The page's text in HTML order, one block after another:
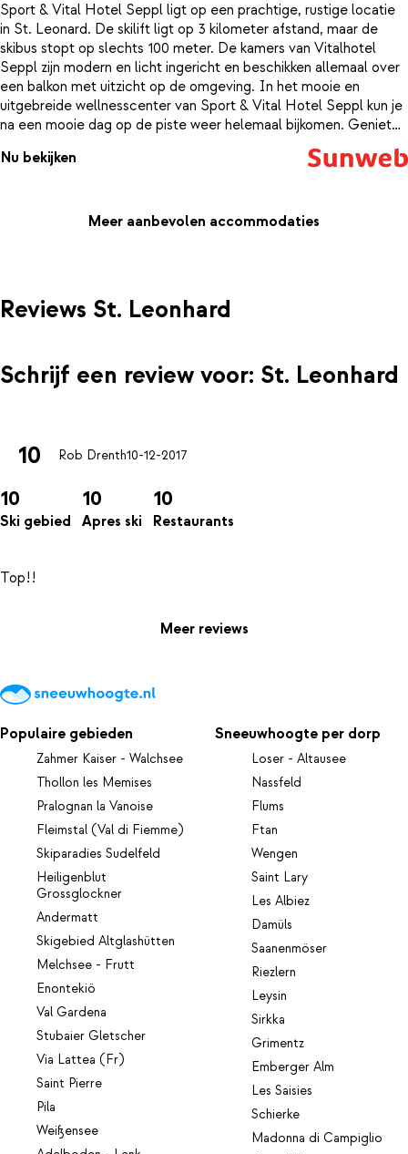
Sport & Vital Hotel Seppl ligt op een prachtige, rustige locatie
in St. Leonard. De skilift ligt op 3 kilometer afstand, maar de
skibus stopt op slechts 100 meter. De kamers van Vitalhotel
Seppl zijn modern en licht ingericht en beschikken allemaal over
een balkon met uitzicht op de omgeving. In het mooie en
uitgebreide wellnesscenter van Sport & Vital Hotel Seppl kun je
na een mooie dag op de piste weer helemaal bijkomen. Geniet
hier van de sauna, bio-sauna, infraroodcabine, Turks stoombad en
jacuzzi of trek nog wat ontspannende baantjes in het binnen- of
Nu bekijken
Meer aanbevolen accommodaties
Reviews St. Leonhard
Schrijf een review voor: St. Leonhard
10 Rob Drenth10-12-2017
10
Ski gebied
10
Apres ski
10
Restaurants
Meer reviews
Populaire gebieden
Zahmer Kaiser - Walchsee
Thollon les Memises
Pralognan la Vanoise
Fleimstal (Val di Fiemme)
Skiparadies Sudelfeld
Heiligenblut
Grossglockner
Andermatt
Skigebied Altglashütten
Melchsee - Frutt
Enontekiö
Val Gardena
Stubaier Gletscher
Via Lattea (Fr)
Saint Pierre
Pila
Weißensee
Sneeuwhoogte per dorp
Loser - Altausee
Nassfeld
Flums
Ftan
Wengen
Saint Lary
Les Albiez
Damüls
Saanenmöser
Riezlern
Leysin
Sirkka
Grimentz
Emberger Alm
Les Saisies
Schierke
Madonna di Campiglio